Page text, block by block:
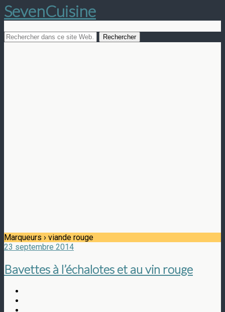
SevenCuisine
Marqueurs › viande rouge
23 septembre 2014
Bavettes à l’échalotes et au vin rouge